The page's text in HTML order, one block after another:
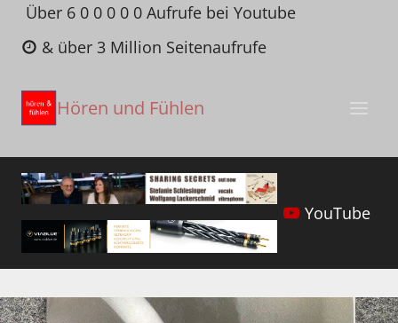
Zum
Inhalt
springen
Über 6 0 0 0 0 0 Aufrufe bei Youtube
& über 3 Million Seitenaufrufe
Hören und Fühlen
YouTube